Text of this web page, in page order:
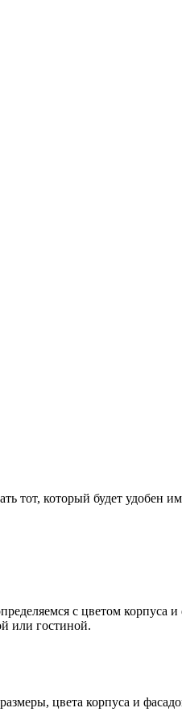
тот, который будет удобен
с цветом корпуса
или гостиной.
цвета корпуса и